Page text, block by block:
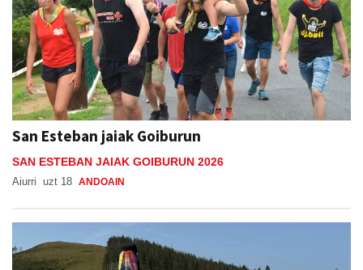
San Esteban jaiak Goiburun
SAN ESTEBAN JAIAK GOIBURUN 2026
Aiurri uzt 18 ANDOAIN